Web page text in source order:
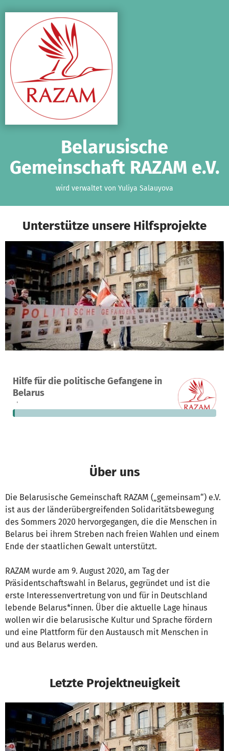
Belarusische
Gemeinschaft RAZAM e.V.
wird verwaltet von Yuliya Salauyova
Unterstütze unsere Hilfsprojekte
Hilfe für die politische Gefangene in
Belarus
Ein Projekt in Minsk, Weißrussland
1 5.990 €
fehlen noch
Über uns
Die Belarusische Gemeinschaft RAZAM („gemeinsam“) e.V.
ist aus der länderübergreifenden Solidaritätsbewegung
des Sommers 2020 hervorgegangen, die die Menschen in
Belarus bei ihrem Streben nach freien Wahlen und einem
Ende der staatlichen Gewalt unterstützt.
RAZAM wurde am 9. August 2020, am Tag der
Präsidentschaftswahl in Belarus, gegründet und ist die
erste Interessenvertretung von und für in Deutschland
lebende Belarus*innen. Über die aktuelle Lage hinaus
wollen wir die belarusische Kultur und Sprache fördern
und eine Plattform für den Austausch mit Menschen in
und aus Belarus werden.
Letzte Projektneuigkeit